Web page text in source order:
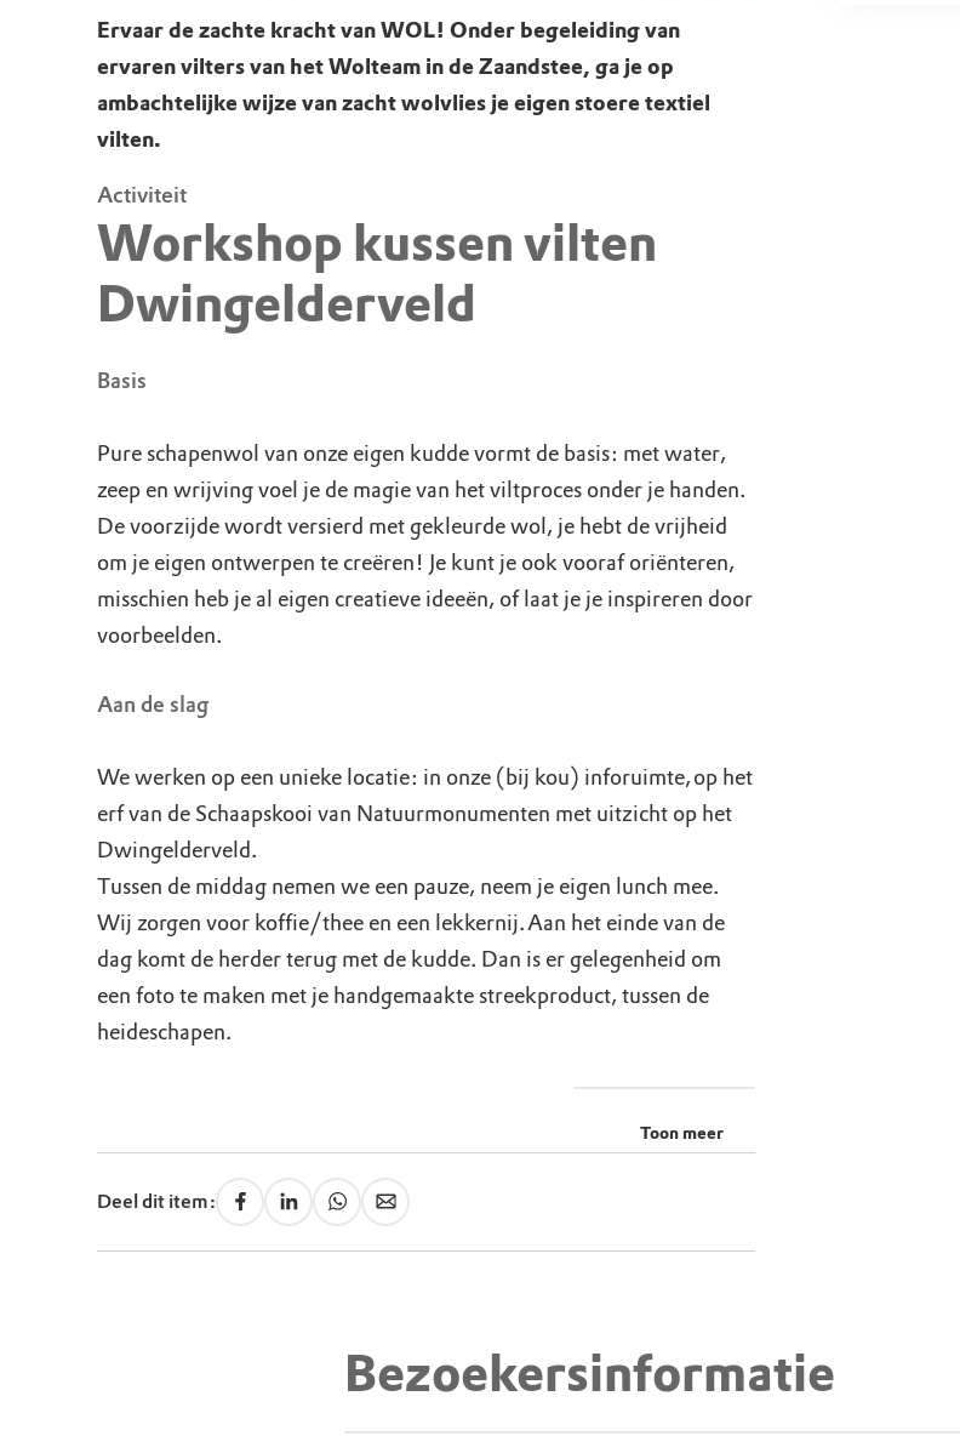
Ervaar de zachte kracht van WOL! Onder begeleiding van
ervaren vilters van het Wolteam in de Zaandstee, ga je op
ambachtelijke wijze van zacht wolvlies je eigen stoere textiel
vilten.
Activiteit
Workshop kussen vilten
Dwingelderveld
Basis
Pure schapenwol van onze eigen kudde vormt de basis: met water,
zeep en wrijving voel je de magie van het viltproces onder je handen.
De voorzijde wordt versierd met gekleurde wol, je hebt de vrijheid
om je eigen ontwerpen te creëren! Je kunt je ook vooraf oriënteren,
misschien heb je al eigen creatieve ideeën, of laat je je inspireren door
voorbeelden.
Aan de slag
We werken op een unieke locatie: in onze (bij kou) inforuimte, op het
erf van de Schaapskooi van Natuurmonumenten met uitzicht op het
Dwingelderveld.
Tussen de middag nemen we een pauze, neem je eigen lunch mee.
Wij zorgen voor koffie/thee en een lekkernij. Aan het einde van de
dag komt de herder terug met de kudde. Dan is er gelegenheid om
een foto te maken met je handgemaakte streekproduct, tussen de
heideschapen.
Toon meer
Deel dit item:
Bezoekersinformatie